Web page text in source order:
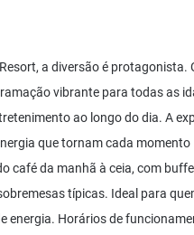
a diversão é protagonista.
vibrante para todas as
ao longo do dia. A
que tornam cada momento
café da manhã à ceia, com
típicas. Ideal para
energia. Horários de